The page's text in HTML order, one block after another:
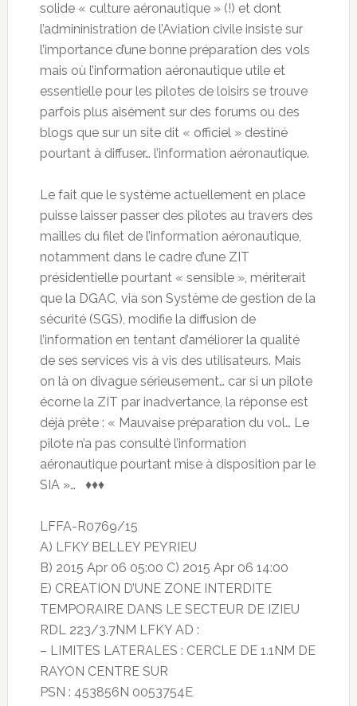
solide « culture aéronautique » (!) et dont
l’admininistration de l’Aviation civile insiste sur
l’importance d’une bonne préparation des vols
mais où l’information aéronautique utile et
essentielle pour les pilotes de loisirs se trouve
parfois plus aisément sur des forums ou des
blogs que sur un site dit « officiel » destiné
pourtant à diffuser… l’information aéronautique.
Le fait que le système actuellement en place
puisse laisser passer des pilotes au travers des
mailles du filet de l’information aéronautique,
notamment dans le cadre d’une ZIT
présidentielle pourtant « sensible », mériterait
que la DGAC, via son Système de gestion de la
sécurité (SGS), modifie la diffusion de
l’information en tentant d’améliorer la qualité
de ses services vis à vis des utilisateurs. Mais
on là on divague sérieusement… car si un pilote
écorne la ZIT par inadvertance, la réponse est
déjà prête : « Mauvaise préparation du vol… Le
pilote n’a pas consulté l’information
aéronautique pourtant mise à disposition par le
SIA »… ♦♦♦
LFFA-R0769/15
A) LFKY BELLEY PEYRIEU
B) 2015 Apr 06 05:00 C) 2015 Apr 06 14:00
E) CREATION D’UNE ZONE INTERDITE
TEMPORAIRE DANS LE SECTEUR DE IZIEU
RDL 223/3.7NM LFKY AD :
– LIMITES LATERALES : CERCLE DE 1.1NM DE
RAYON CENTRE SUR
PSN : 453856N 0053754E